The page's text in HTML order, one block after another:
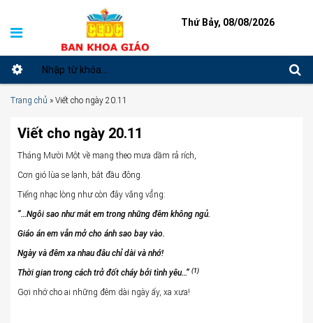
Thứ Bảy, 08/08/2026
Trang chủ » Viết cho ngày 20.11
Viết cho ngày 20.11
Tháng Mười Một về mang theo mưa dầm rả rích,
Cơn gió lùa se lạnh, bắt đầu đông.
Tiếng nhạc lòng như còn đây văng vẳng:
“…Ngôi sao như mắt em trong những đêm không ngủ.
Giáo án em vẫn mở cho ánh sao bay vào.
Ngày và đêm xa nhau đâu chỉ dài và nhớ!
Thời gian trong cách trở đốt cháy bởi tình yêu…” (1)
Gợi nhớ cho ai những đêm dài ngày ấy, xa xưa!